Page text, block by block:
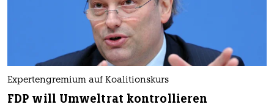
Expertengremium auf Koalitionskurs
FDP will Umweltrat kontrollieren